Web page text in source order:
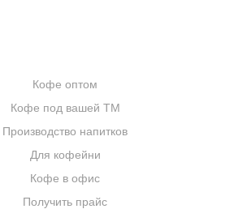
Кофе оптом
Кофе под вашей ТМ
Производство напитков
Для кофейни
Кофе в офис
Получить прайс